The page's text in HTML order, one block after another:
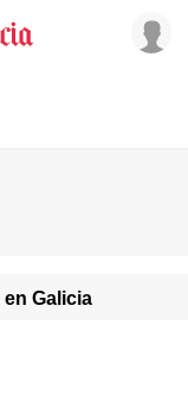
Galicia